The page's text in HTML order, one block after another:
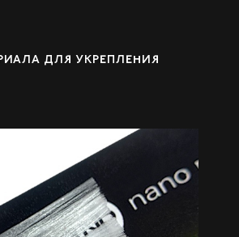
ДЛЯ УКРЕПЛЕНИЯ
С ПОЛИМЕРНЫМИ